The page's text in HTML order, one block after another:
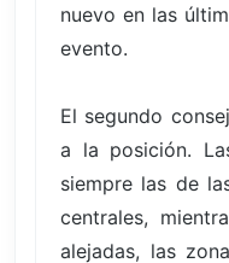
nuevo en las
evento.
El segundo
a la posición.
siempre las de
centrales,
alejadas, las